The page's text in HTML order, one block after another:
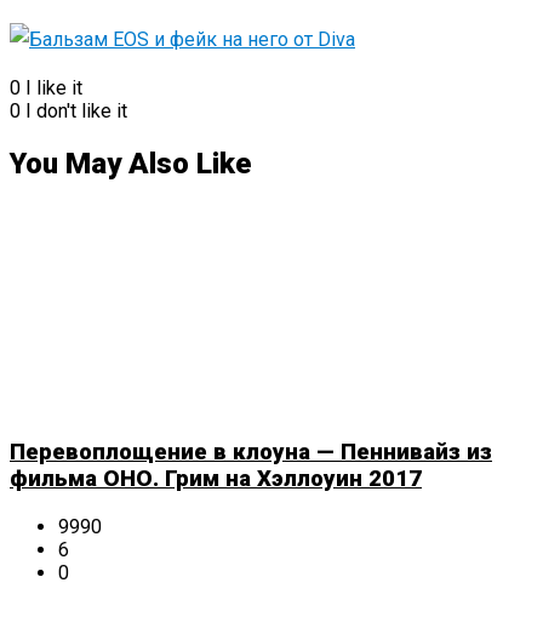
0 I like it
0 I don't like it
You May Also Like
Перевоплощение в клоуна — Пеннивайз из
фильма ОНО. Грим на Хэллоуин 2017
9990
6
0